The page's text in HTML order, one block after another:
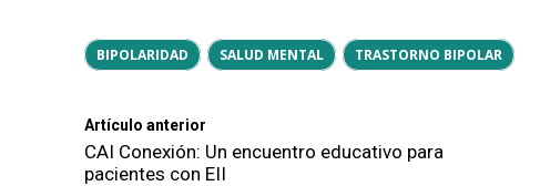
BIPOLARIDAD SALUD MENTAL TRASTORNO BIPOLAR
Artículo anterior
CAI Conexión: Un encuentro educativo para
pacientes con EII